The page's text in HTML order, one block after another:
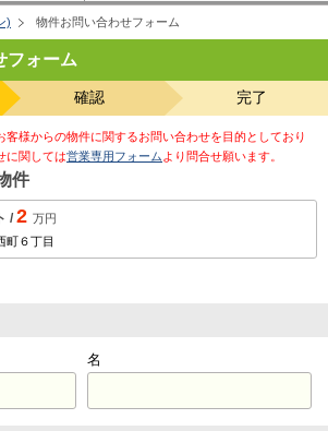
) 物件お問い合わせフォーム
フォーム
確認 完了
客様からの物件に関するお問い合わせを目的としており
に関しては営業専用フォーム より問合せ願います。
件
/ 2 万円
町６丁目
名